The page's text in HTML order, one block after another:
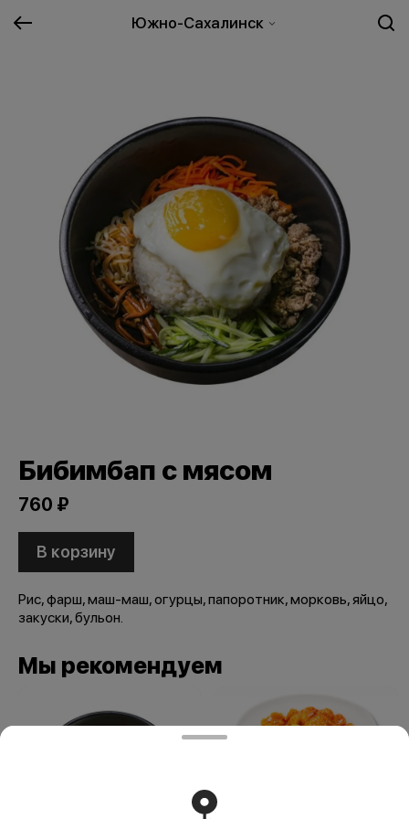
Южно-Сахалинск
Бибимбап с мясом
760 ₽
В корзину
Рис, фарш, маш-маш, огурцы, папоротник, морковь, яйцо,
закуски, бульон.
Мы рекомендуем